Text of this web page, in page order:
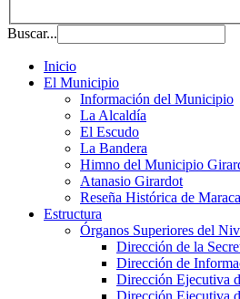
Buscar...
Inicio
El Municipio
Información del Municipio
La Alcaldía
El Escudo
La Bandera
Himno del Municipio
Atanasio Girardot
Reseña Histórica de
Estructura
Órganos Superiores del
Dirección de la
Dirección de
Dirección Ejecutiva
Dirección Ejecutiva